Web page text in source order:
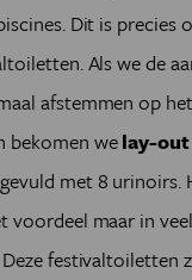
Dit is precies
Als we de
afstemmen op
bekomen welay-
met 8 urinoirs.
voordeel maar in
festivaltoiletten